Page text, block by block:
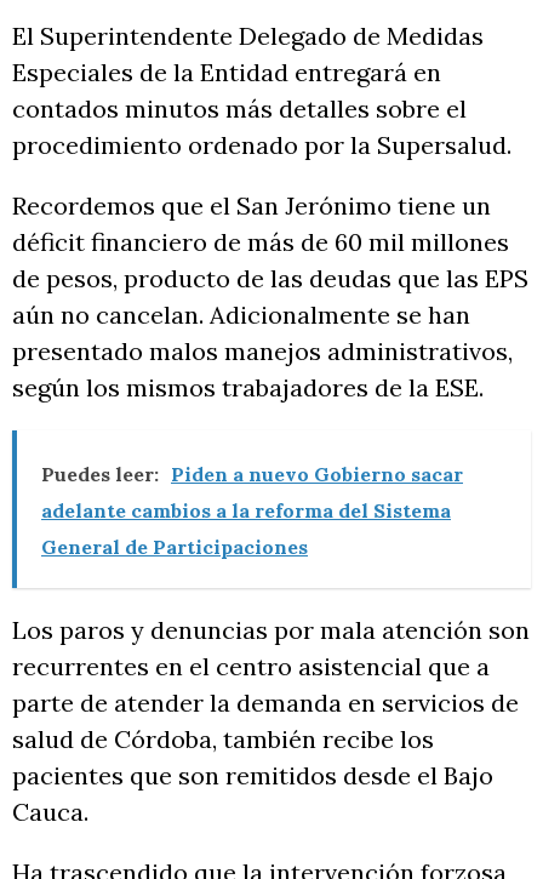
El Superintendente Delegado de Medidas
Especiales de la Entidad entregará en
contados minutos más detalles sobre el
procedimiento ordenado por la Supersalud.
Recordemos que el San Jerónimo tiene un
déficit financiero de más de 60 mil millones
de pesos, producto de las deudas que las EPS
aún no cancelan. Adicionalmente se han
presentado malos manejos administrativos,
según los mismos trabajadores de la ESE.
Puedes leer: Piden a nuevo Gobierno sacar
adelante cambios a la reforma del Sistema
General de Participaciones
Los paros y denuncias por mala atención son
recurrentes en el centro asistencial que a
parte de atender la demanda en servicios de
salud de Córdoba, también recibe los
pacientes que son remitidos desde el Bajo
Cauca.
Ha trascendido que la intervención forzosa